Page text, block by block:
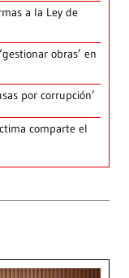
a la Ley de
obras’ en
por corrupción’
comparte el